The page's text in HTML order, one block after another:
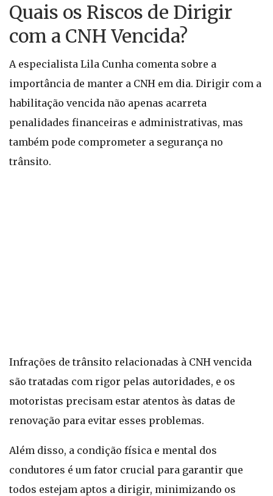
Quais os Riscos de Dirigir
com a CNH Vencida?
A especialista Lila Cunha comenta sobre a
importância de manter a CNH em dia. Dirigir com a
habilitação vencida não apenas acarreta
penalidades financeiras e administrativas, mas
também pode comprometer a segurança no
trânsito.
Infrações de trânsito relacionadas à CNH vencida
são tratadas com rigor pelas autoridades, e os
motoristas precisam estar atentos às datas de
renovação para evitar esses problemas.
Além disso, a condição física e mental dos
condutores é um fator crucial para garantir que
todos estejam aptos a dirigir, minimizando os